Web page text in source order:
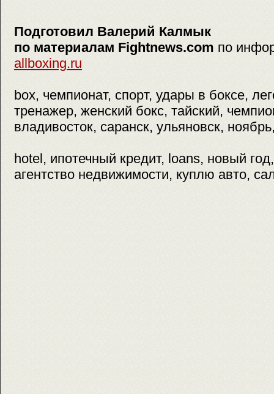
Подготовил Валерий Калмык
по материалам Fightnews.com по
allboxing.ru
box, чемпионат, спорт, удары в боксе,
тренажер, женский бокс, тайский,
владивосток, саранск, ульяновск,
hotel, ипотечный кредит, loans, новый
агентство недвижимости, куплю авто,